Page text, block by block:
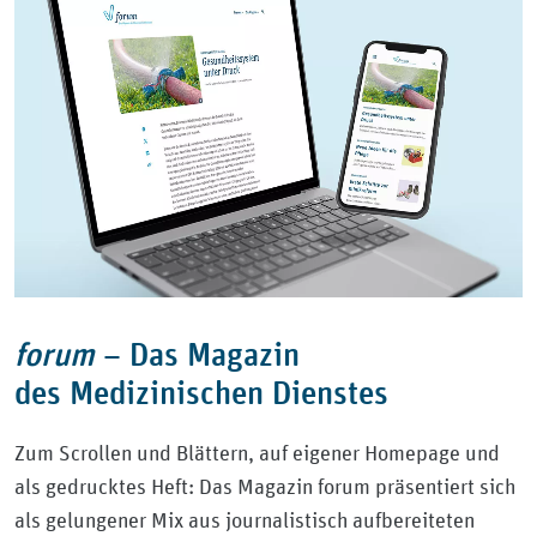
forum – Das Magazin
des Medizinischen Dienstes
Zum Scrollen und Blättern, auf eigener Homepage und
als gedrucktes Heft: Das Magazin forum präsentiert sich
als gelungener Mix aus journalistisch aufbereiteten